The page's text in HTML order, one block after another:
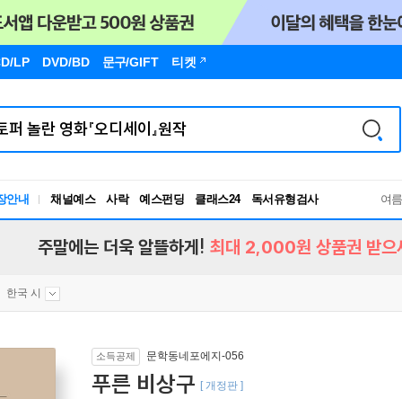
LP DVD/BD 문구/GIFT 티켓
안내 채널예스 사락 예스펀딩 클래스24
독서유형검사
RBTI Lab
여
주말에는 더욱 알뜰하게! 최대 2,000원 상품권 받으
한국 시
소득공제 문학동네포에지-056
푸른 비상구 [ 개정판 ]